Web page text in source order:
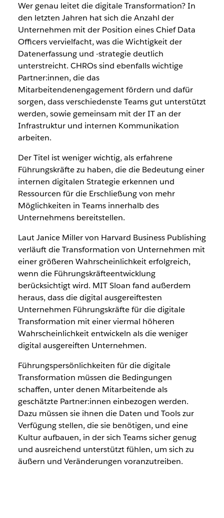
Wer genau leitet die digitale Transformation? In
den letzten Jahren hat sich die Anzahl der
Unternehmen mit der Position eines Chief Data
Officers vervielfacht, was die Wichtigkeit der
Datenerfassung und -strategie deutlich
unterstreicht. CHROs sind ebenfalls wichtige
Partner:innen, die das
Mitarbeitendenengagement fördern und dafür
sorgen, dass verschiedenste Teams gut unterstützt
werden, sowie gemeinsam mit der IT an der
Infrastruktur und internen Kommunikation
arbeiten.
Der Titel ist weniger wichtig, als erfahrene
Führungskräfte zu haben, die die Bedeutung einer
internen digitalen Strategie erkennen und
Ressourcen für die Erschließung von mehr
Möglichkeiten in Teams innerhalb des
Unternehmens bereitstellen.
Laut Janice Miller von Harvard Business Publishing
verläuft die Transformation von Unternehmen mit
einer größeren Wahrscheinlichkeit erfolgreich,
wenn die Führungskräfteentwicklung
berücksichtigt wird. MIT Sloan fand außerdem
heraus, dass die digital ausgereiftesten
Unternehmen Führungskräfte für die digitale
Transformation mit einer viermal höheren
Wahrscheinlichkeit entwickeln als die weniger
digital ausgereiften Unternehmen.
Führungspersönlichkeiten für die digitale
Transformation müssen die Bedingungen
schaffen, unter denen Mitarbeitendeals
geschätzte Partner:innen einbezogen werden.
Dazu müssen sie ihnen die Daten und Tools zur
Verfügung stellen, die sie benötigen, und eine
Kultur aufbauen, in der sich Teams sicher genug
und ausreichend unterstützt fühlen, um sich zu
äußern und Veränderungen voranzutreiben.